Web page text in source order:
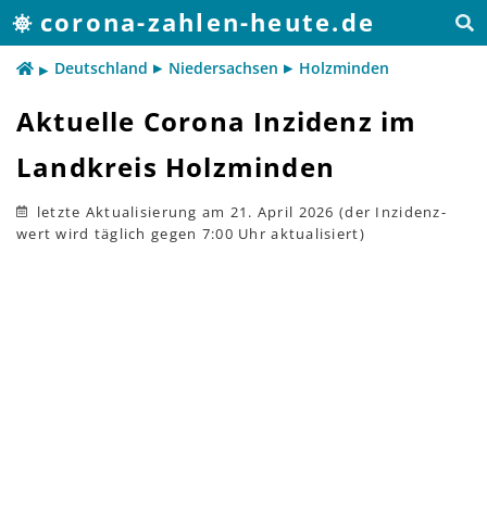
corona-zahlen-heute.de
Deutschland Niedersachsen Holzminden
Aktuelle Corona Inzidenz im
Landkreis Holzminden
letzte Aktualisierung am 21. April 2026